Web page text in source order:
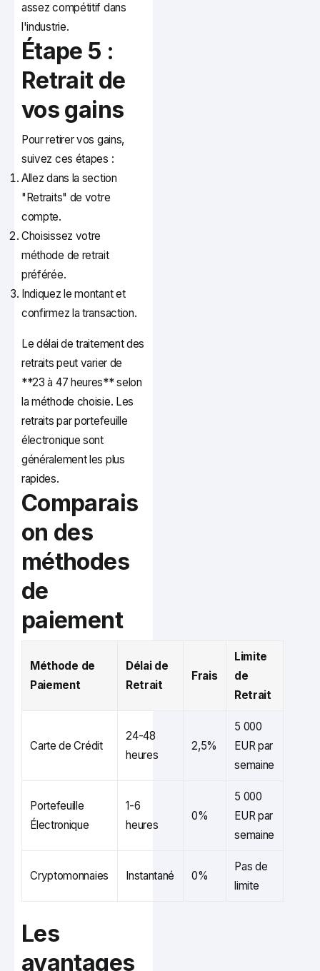
assez compétitif dans
l'industrie.
Étape 5 :
Retrait de
vos gains
Pour retirer vos gains,
suivez ces étapes :
Allez dans la section
"Retraits" de votre
compte.
Choisissez votre
méthode de retrait
préférée.
Indiquez le montant et
confirmez la transaction.
Le délai de traitement des
retraits peut varier de
**23 à 47 heures** selon
la méthode choisie. Les
retraits par portefeuille
électronique sont
généralement les plus
rapides.
Comparais
on des
méthodes
de
paiement
Méthode de
Paiement
Délai de
Retrait
Frais
Limite
de
Retrait
Carte de Crédit
24-48
heures
2,5%
5 000
EUR par
semaine
Portefeuille
Électronique
1-6
heures
0%
5 000
EUR par
semaine
Cryptomonnaies Instantané 0%
Pas de
limite
Les
avantages